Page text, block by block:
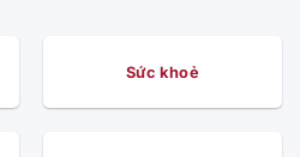
Sức khoẻ